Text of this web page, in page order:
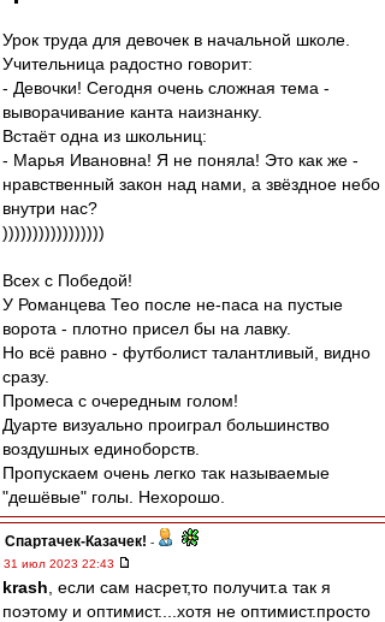
Урок труда для девочек в начальной школе.
Учительница радостно говорит:
- Девочки! Сегодня очень сложная тема -
выворачивание канта наизнанку.
Встаёт одна из школьниц:
- Марья Ивановна! Я не поняла! Это как же -
нравственный закон над нами, а звёздное небо
внутри нас?
)))))))))))))))))
Всех с Победой!
У Романцева Тео после не-паса на пустые
ворота - плотно присел бы на лавку.
Но всё равно - футболист талантливый, видно
сразу.
Промеса с очередным голом!
Дуарте визуально проиграл большинство
воздушных единоборств.
Пропускаем очень легко так называемые
"дешёвые" голы. Нехорошо.
Спартачек-Казачек! -
31 июл 2023 22:43
krash , если сам насрет,то получит.а так я
поэтому и оптимист....хотя не оптимист.просто